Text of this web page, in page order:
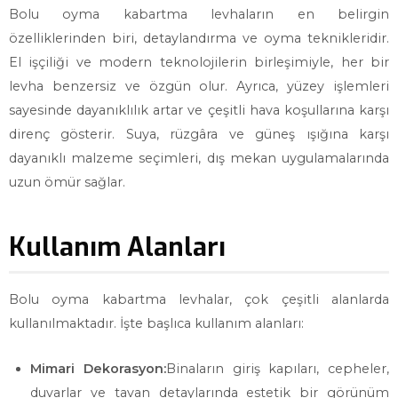
Bolu oyma kabartma levhaların en belirgin
özelliklerinden biri, detaylandırma ve oyma teknikleridir.
El işçiliği ve modern teknolojilerin birleşimiyle, her bir
levha benzersiz ve özgün olur. Ayrıca, yüzey işlemleri
sayesinde dayanıklılık artar ve çeşitli hava koşullarına karşı
direnç gösterir. Suya, rüzgâra ve güneş ışığına karşı
dayanıklı malzeme seçimleri, dış mekan uygulamalarında
uzun ömür sağlar.
Kullanım Alanları
Bolu oyma kabartma levhalar, çok çeşitli alanlarda
kullanılmaktadır. İşte başlıca kullanım alanları:
Mimari Dekorasyon:Binaların giriş kapıları, cepheler,
duvarlar ve tavan detaylarında estetik bir görünüm